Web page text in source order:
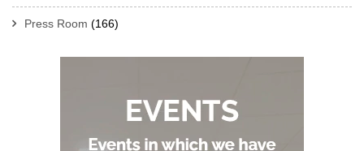
Press Room (166)